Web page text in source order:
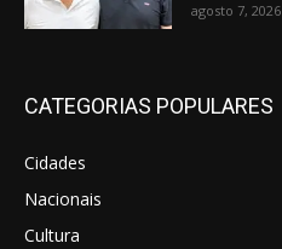
agosto 7, 2026
CATEGORIAS POPULARES
Cidades
Nacionais
Cultura